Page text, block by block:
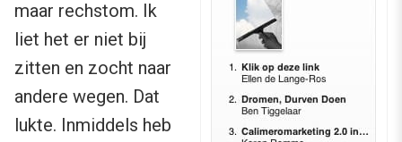
maar rechstom. Ik
liet het er niet bij
zitten en zocht naar
andere wegen. Dat
lukte. Inmiddels heb